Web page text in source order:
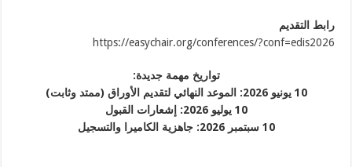
رابط التقديم
https://easychair.org/conferences/?conf=edis2026
تواريخ مهمة جديدة:
10 يونيو 2026: الموعد النهائي لتقديم الأوراق (ممتد وثابت)
10 يوليو 2026: إشعارات القبول
10 سبتمبر 2026: جاهزية الكاميرا والتسجيل